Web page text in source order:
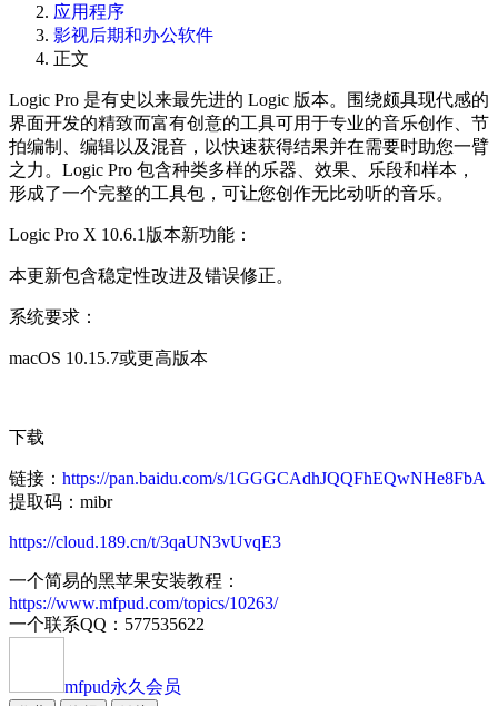
应用程序
影视后期和办公软件
正文
Logic Pro 是有史以来最先进的 Logic 版本。围绕颇具现代感的
界面开发的精致而富有创意的工具可用于专业的音乐创作、节
拍编制、编辑以及混音，以快速获得结果并在需要时助您一臂
之力。Logic Pro 包含种类多样的乐器、效果、乐段和样本，
形成了一个完整的工具包，可让您创作无比动听的音乐。
Logic Pro X 10.6.1版本新功能：
本更新包含稳定性改进及错误修正。
系统要求：
macOS 10.15.7或更高版本
下载
链接： https://pan.baidu.com/s/1GGGCAdhJQQFhEQwNHe8FbA
提取码：mibr
https://cloud.189.cn/t/3qaUN3vUvqE3
一个简易的黑苹果安装教程：
https://www.mfpud.com/topics/10263/
一个联系QQ：577535622
mfpud永久会员